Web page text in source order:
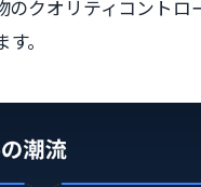
クオリティコント
。